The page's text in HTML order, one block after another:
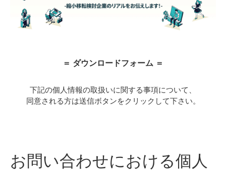
＝ ダウンロードフォーム ＝
下記の個人情報の取扱いに関する事項について、
同意される方は送信ボタンをクリックして下さい。
お問い合わせにおける個人